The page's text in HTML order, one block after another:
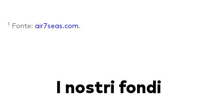
1 Fonte: air7seas.com.
I nostri fondi